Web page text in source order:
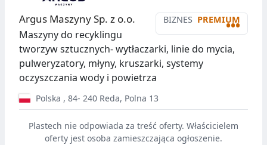
BIZNES PREMIUM
•••
Argus Maszyny Sp. z o.o.
Maszyny do recyklingu
tworzyw sztucznych- wytłaczarki, linie do mycia,
pulweryzatory, młyny, kruszarki, systemy
oczyszczania wody i powietrza
Polska , 84- 240 Reda, Polna 13
Plastech nie odpowiada za treść oferty. Właścicielem
oferty jest osoba zamieszczająca ogłoszenie.